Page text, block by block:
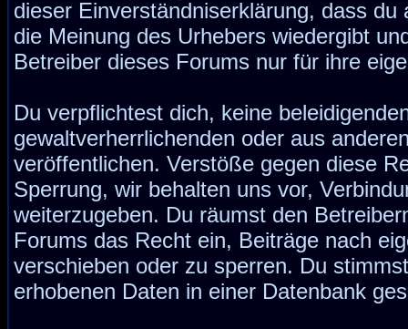
dieser Einverständniserklärung, dass
die Meinung des Urhebers wiedergibt
Betreiber dieses Forums nur für ihre
Du verpflichtest dich, keine
gewaltverherrlichenden oder aus
veröffentlichen. Verstöße gegen diese
Sperrung, wir behalten uns vor,
weiterzugeben. Du räumst den
Forums das Recht ein, Beiträge nach
verschieben oder zu sperren. Du
erhobenen Daten in einer Datenbank